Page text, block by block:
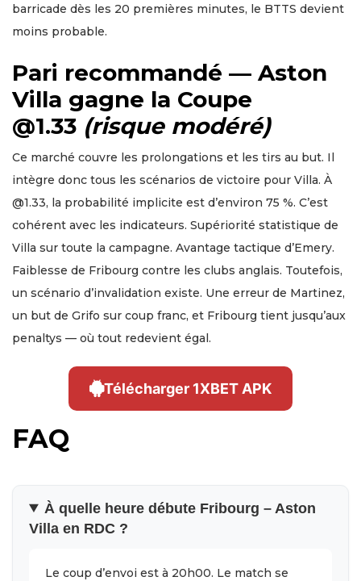
barricade dès les 20 premières minutes, le BTTS devient
moins probable.
Pari recommandé — Aston
Villa gagne la Coupe
@1.33 (risque modéré)
Ce marché couvre les prolongations et les tirs au but. Il
intègre donc tous les scénarios de victoire pour Villa. À
@1.33, la probabilité implicite est d’environ 75 %. C’est
cohérent avec les indicateurs. Supériorité statistique de
Villa sur toute la campagne. Avantage tactique d’Emery.
Faiblesse de Fribourg contre les clubs anglais. Toutefois,
un scénario d’invalidation existe. Une erreur de Martinez,
un but de Grifo sur coup franc, et Fribourg tient jusqu’aux
penaltys — où tout redevient égal.
Télécharger 1XBET APK
FAQ
À quelle heure débute Fribourg – Aston
Villa en RDC ?
Le coup d’envoi est à 20h00. Le match se